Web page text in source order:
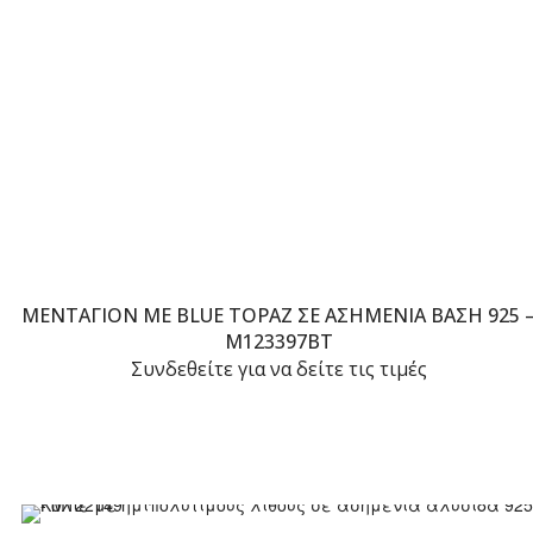
ΜΕΝΤΑΓΙΌΝ ΜΕ BLUE TOPAZ ΣΕ ΑΣΗΜΈΝΙΑ ΒΆΣΗ 925
M123397BT
Συνδεθείτε για να δείτε τις τιμές